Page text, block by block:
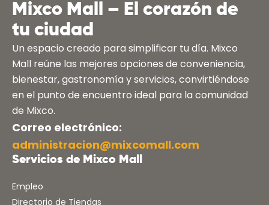
Mixco Mall – El corazón de
tu ciudad
Un espacio creado para simplificar tu día. Mixco
Mall reúne las mejores opciones de conveniencia,
bienestar, gastronomía y servicios, convirtiéndose
en el punto de encuentro ideal para la comunidad
de Mixco.
Correo electrónico:
administracion@mixcomall.com
Servicios de Mixco Mall
Empleo
Directorio de Tiendas